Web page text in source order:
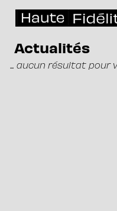
Actualités
... aucun résultat pour